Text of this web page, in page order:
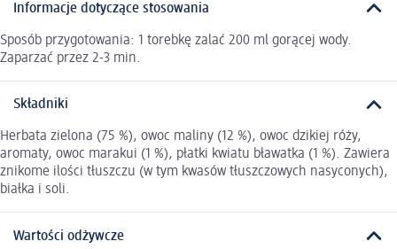
Informacje dotyczące stosowania
Sposób przygotowania: 1 torebkę zalać 200 ml gorącej wody.
Zaparzać przez 2-3 min.
Składniki
Herbata zielona (75 %), owoc maliny (12 %), owoc dzikiej róży,
aromaty, owoc marakui (1 %), płatki kwiatu bławatka (1 %). Zawiera
znikome ilości tłuszczu (w tym kwasów tłuszczowych nasyconych),
białka i soli.
Wartości odżywcze